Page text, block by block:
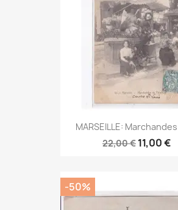
MARSEILLE:
22,00 € 11,00 €
-50%